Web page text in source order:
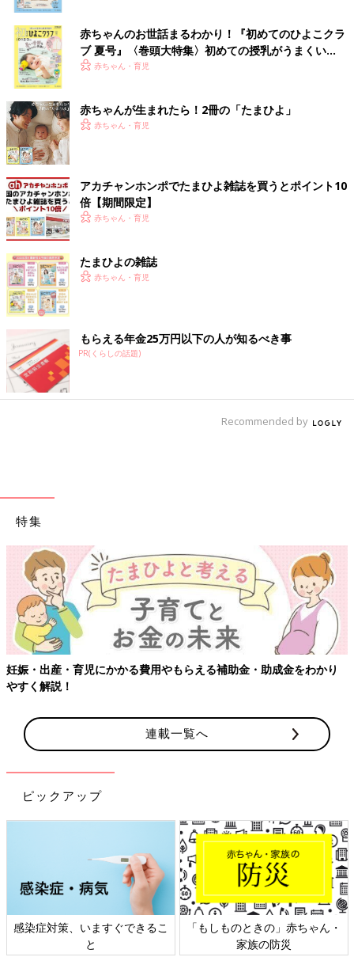
赤ちゃんのお世話まるわかり！『初めてのひよこクラ
ブ 夏号』〈巻頭大特集〉初めての授乳がうまくい
く！ おっぱい・ミルクの基本と夏のトラブル 解決テ
赤ちゃん・育児
赤ちゃんが生まれたら！2冊の「たまひよ」
赤ちゃん・育児
アカチャンホンポでたまひよ雑誌を買うとポイント10
倍【期間限定】
赤ちゃん・育児
たまひよの雑誌
赤ちゃん・育児
もらえる年金25万円以下の人が知るべき事
PR(くらしの話題)
Recommended by
特集
妊娠・出産・育児にかかる費用やもらえる補助金・助成金をわかり
やすく解説！
連載一覧へ
ピックアップ
感染症対策、いますぐできるこ
と
「もしものときの」赤ちゃん・
家族の防災